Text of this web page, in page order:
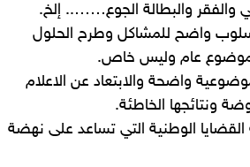
والفقر والبطالة الجوع…….. إلخ.
واضح للمشاكل وطرح الحلول
بموضوع عام وليس خاص.
واضحة والابتعاد عن الاعلام
ونتائجها الخاطئة.
القضايا الوطنية التي تساعد على نهضة